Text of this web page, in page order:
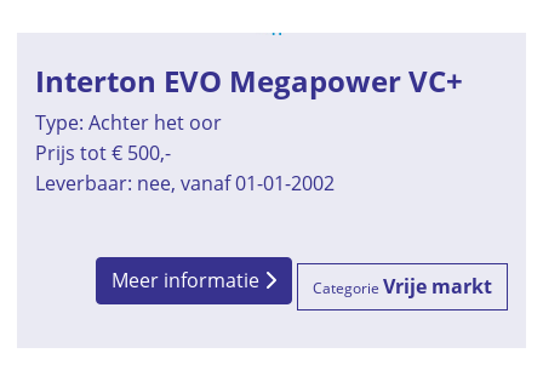
Interton EVO Megapower VC+
Type: Achter het oor
Prijs tot € 500,-
Leverbaar: nee, vanaf 01-01-2002
Meer informatie Categorie Vrije markt